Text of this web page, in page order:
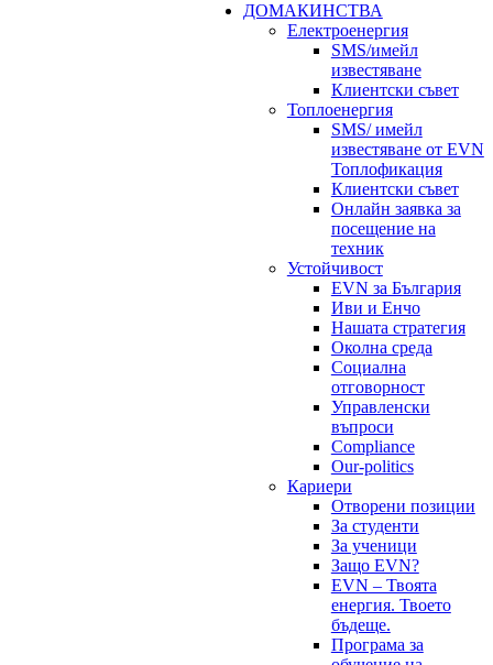
ДОМАКИНСТВА
Електроенергия
SMS/имейл
известяване
Клиентски съвет
Топлоенергия
SMS/ имейл
известяване от EVN
Топлофикация
Клиентски съвет
Онлайн заявка за
посещение на
техник
Устойчивост
EVN за България
Иви и Енчо
Нашата стратегия
Околна среда
Социална
отговорност
Управленски
въпроси
Compliance
Our-politics
Кариери
Отворени позиции
За студенти
За ученици
Защо EVN?
EVN – Твоята
енергия. Твоето
бъдеще.
Програма за